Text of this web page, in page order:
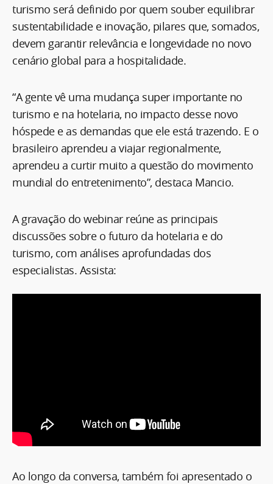
turismo será definido por quem souber equilibrar
sustentabilidade e inovação, pilares que, somados,
devem garantir relevância e longevidade no novo
cenário global para a hospitalidade.
“A gente vê uma mudança super importante no
turismo e na hotelaria, no impacto desse novo
hóspede e as demandas que ele está trazendo. E o
brasileiro aprendeu a viajar regionalmente,
aprendeu a curtir muito a questão do movimento
mundial do entretenimento”, destaca Mancio.
A gravação do webinar reúne as principais
discussões sobre o futuro da hotelaria e do
turismo, com análises aprofundadas dos
especialistas. Assista:
Ao longo da conversa, também foi apresentado o